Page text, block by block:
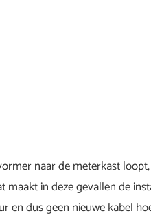
naar de meterkast
maakt in deze gevallen de
en dus geen nieuwe kabel